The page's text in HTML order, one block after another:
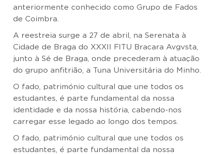
anteriormente conhecido como Grupo de Fados
de Coimbra.
A reestreia surge a 27 de abril, na Serenata à
Cidade de Braga do XXXII FITU Bracara Avgvsta,
junto à Sé de Braga, onde precederam à atuação
do grupo anfitrião, a Tuna Universitária do Minho.
O fado, património cultural que une todos os
estudantes, é parte fundamental da nossa
identidade e da nossa história, cabendo-nos
carregar esse legado ao longo dos tempos.
O fado, património cultural que une todos os
estudantes, é parte fundamental da nossa